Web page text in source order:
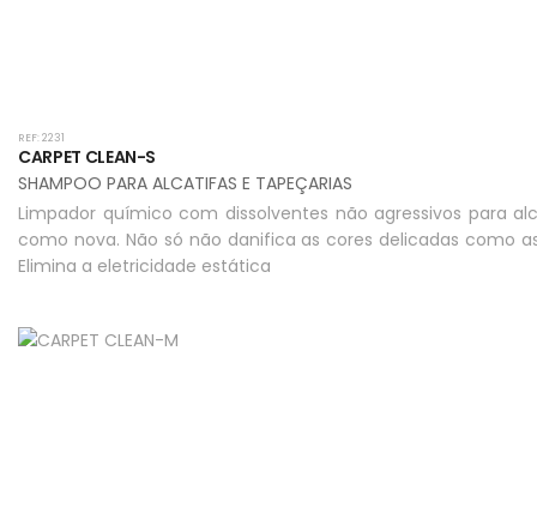
REF: 2231
CARPET CLEAN-S
SHAMPOO PARA ALCATIFAS E TAPEÇARIAS
Limpador químico com dissolventes não agressivos para
como nova. Não só não danifica as cores delicadas como
Elimina a eletricidade estática